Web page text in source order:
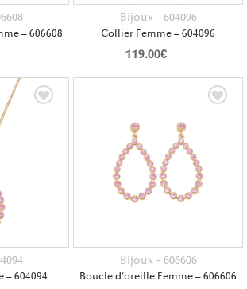
– 606608
Bijoux - 604096
Collier Femme – 604096
119.00€
– 604094
Bijoux - 606606
Boucle d’oreille Femme – 606606